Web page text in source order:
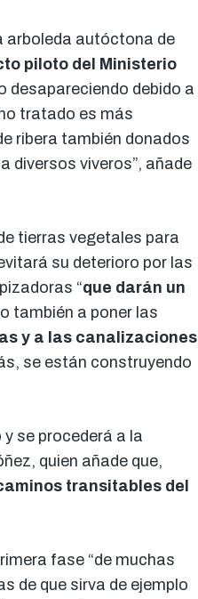
arboleda autóctona de
piloto del Ministerio
desapareciendo debido a
tratado es más
ribera también donados
diversos viveros”, añade
tierras vegetales para
su deterioro por las
“que darán un
también a poner las
y a las canalizaciones
se están construyendo
se procederá a la
quien añade que,
transitables del
fase “de muchas
de que sirva de ejemplo